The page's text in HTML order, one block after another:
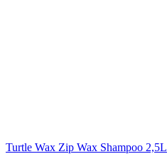
Turtle Wax Zip Wax Shampoo 2,5L